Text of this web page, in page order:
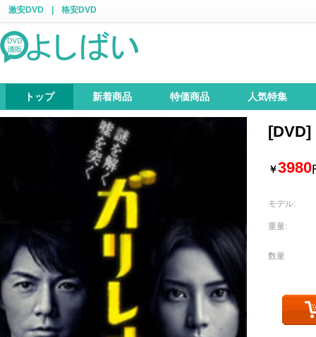
激安DVD 格安DVD
トップ 新着商品 特価商品 人気特集
[DVD]
￥3980
モデル:
重量:
数量